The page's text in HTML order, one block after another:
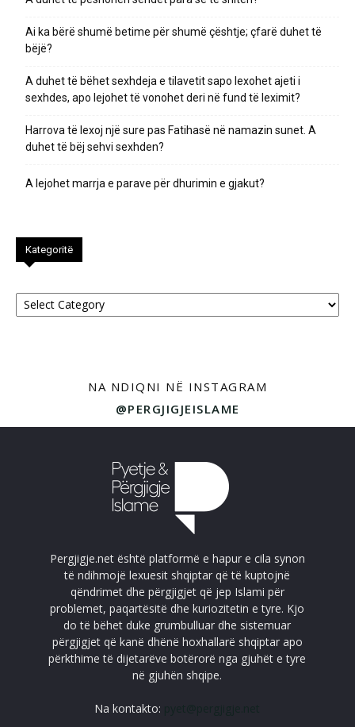
Ai ka bërë shumë betime për shumë çështje; çfarë duhet të
bëjë?
A duhet të bëhet sexhdeja e tilavetit sapo lexohet ajeti i
sexhdes, apo lejohet të vonohet deri në fund të leximit?
Harrova të lexoj një sure pas Fatihasë në namazin sunet. A
duhet të bëj sehvi sexhden?
A lejohet marrja e parave për dhurimin e gjakut?
Kategoritë
Kategoritë
NA NDIQNI NË INSTAGRAM
@PERGJIGJEISLAME
Pergjigje.net është platformë e hapur e cila synon
të ndihmojë lexuesit shqiptar që të kuptojnë
qëndrimet dhe përgjigjet që jep Islami për
problemet, paqartësitë dhe kuriozitetin e tyre. Kjo
do të bëhet duke grumbulluar dhe sistemuar
përgjigjet që kanë dhënë hoxhallarë shqiptar apo
përkthime të dijetarëve botërorë nga gjuhët e tyre
në gjuhën shqipe.
Na kontakto: